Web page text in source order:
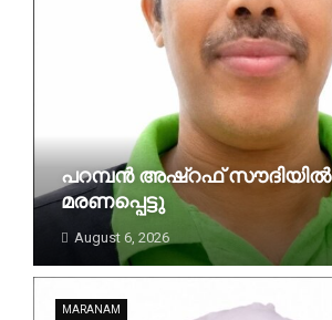
പറമ്പൻ അഷ്‌റഫ് സൗദിയിൽ
മരണപ്പെട്ടു
August 6, 2026
MARANAM